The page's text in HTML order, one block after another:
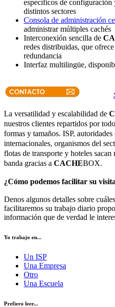
específicos de configuración
distintos sectores
Consola de administración
administrar múltiples cachés
Interconexión sencilla de
redes distribuidas, que
redundancia
Interfaz multilingüe,
La versatilidad y escalabilidad de
nuestros clientes repartidos por
formas y tamaños. ISP,
internacionales, organismos del
flotas de transporte y hoteles sacan
banda gracias a CACHEBOX.
¿Cómo podemos facilitar su
Denos algunos detalles sobre
facilitaremos su trabajo diario
información que de verdad le
Yo trabajo en...
Un ISP
Una Empresa
Otro
Una Escuela
Prefiero leer...